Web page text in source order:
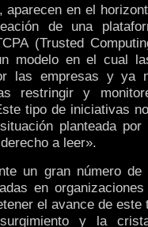
aparecen en el
de una
(Trusted
modelo en el cual
las empresas y ya
restringir y
tipo de iniciativas
planteada
a leer».
un gran número
en
el avance de
y la